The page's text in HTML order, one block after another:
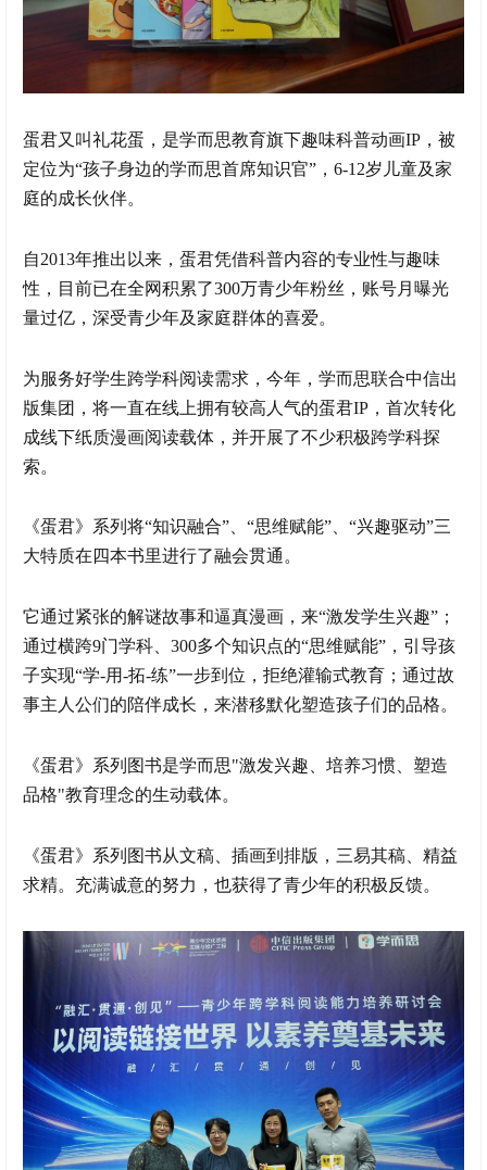
蛋君又叫礼花蛋，是学而思教育旗下趣味科普动画IP，被
定位为“孩子身边的学而思首席知识官”，6-12岁儿童及家
庭的成长伙伴。
自2013年推出以来，蛋君凭借科普内容的专业性与趣味
性，目前已在全网积累了300万青少年粉丝，账号月曝光
量过亿，深受青少年及家庭群体的喜爱。
为服务好学生跨学科阅读需求，今年，学而思联合中信出
版集团，将一直在线上拥有较高人气的蛋君IP，首次转化
成线下纸质漫画阅读载体，并开展了不少积极跨学科探
索。
《蛋君》系列将“知识融合”、“思维赋能”、“兴趣驱动”三
大特质在四本书里进行了融会贯通。
它通过紧张的解谜故事和逼真漫画，来“激发学生兴趣”；
通过横跨9门学科、300多个知识点的“思维赋能”，引导孩
子实现“学-用-拓-练”一步到位，拒绝灌输式教育；通过故
事主人公们的陪伴成长，来潜移默化塑造孩子们的品格。
《蛋君》系列图书是学而思"激发兴趣、培养习惯、塑造
品格"教育理念的生动载体。
《蛋君》系列图书从文稿、插画到排版，三易其稿、精益
求精。充满诚意的努力，也获得了青少年的积极反馈。